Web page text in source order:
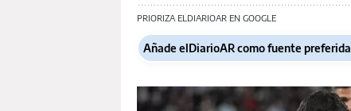
PRIORIZA ELDIARIOAR EN GOOGLE
Añade elDiarioAR como fuente preferida